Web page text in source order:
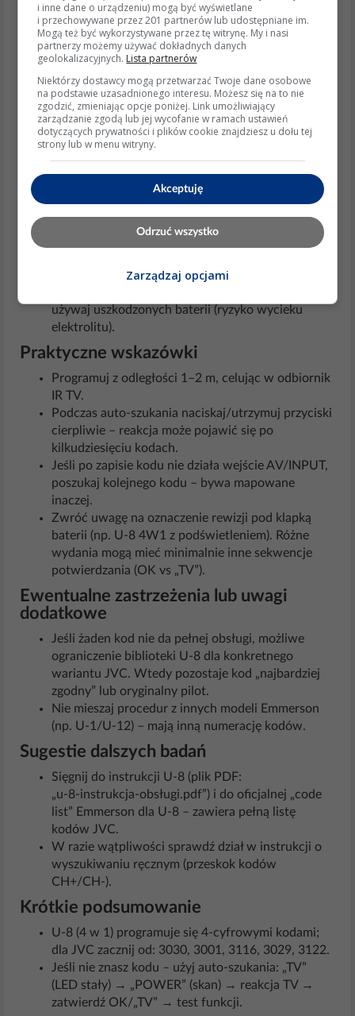
pilotów; dla U‑8 trzymaj się listy 4‑cyfrowej.
Wspierające wyjaśnienia i detale
Wskaźnik LED pilota: stałe światło = tryb
programowania; krótki błysk i zgaśnięcie po
wpisaniu kodu = kod zapisany; miganie
sekwencyjne przy auto‑szukaniu = pilot wysyła
kolejne kody.
Weryfikacja nadajnika IR: skieruj diodę pilota w
kamerę smartfona i naciśnij dowolny klawisz – na
ekranie powinna być widoczna migająca poświata
(potwierdza emisję IR).
Aspekty etyczne i prawne
punktu zbiórki.
używaj uszkodzonych baterii (ryzyko wycieku
elektrolitu).
Praktyczne wskazówki
Programuj z odległości 1–2 m, celując w odbiornik
IR TV.
Podczas auto‑szukania naciskaj/utrzymuj przyciski
cierpliwie – reakcja może pojawić się po
kilkudziesięciu kodach.
Jeśli po zapisie kodu nie działa wejście AV/INPUT,
poszukaj kolejnego kodu – bywa mapowane
inaczej.
Zwróć uwagę na oznaczenie rewizji pod klapką
baterii (np. U‑8 4W1 z podświetleniem). Różne
wydania mogą mieć minimalnie inne sekwencje
potwierdzania (OK vs „TV”).
Ewentualne zastrzeżenia lub uwagi
dodatkowe
Jeśli żaden kod nie da pełnej obsługi, możliwe
ograniczenie biblioteki U‑8 dla konkretnego
wariantu JVC. Wtedy pozostaje kod „najbardziej
zgodny” lub oryginalny pilot.
Nie mieszaj procedur z innych modeli Emmerson
(np. U‑1/U‑12) – mają inną numerację kodów.
Sugestie dalszych badań
Sięgnij do instrukcji U‑8 (plik PDF:
„u‑8‑instrukcja‑obsługi.pdf”) i do oficjalnej „code
list” Emmerson dla U‑8 – zawiera pełną listę
kodów JVC.
W razie wątpliwości sprawdź dział w instrukcji o
wyszukiwaniu ręcznym (przeskok kodów
CH+/CH‑).
Krótkie podsumowanie
U‑8 (4 w 1) programuje się 4‑cyfrowymi kodami;
dla JVC zacznij od: 3030, 3001, 3116, 3029, 3122.
Jeśli nie znasz kodu – użyj auto‑szukania: „TV”
(LED stały) → „POWER” (skan) → reakcja TV →
zatwierdź OK/„TV” → test funkcji.
i inne dane o urządzeniu) mogą być wyświetlane
i przechowywane przez 201 partnerów lub udostępniane im.
Mogą też być wykorzystywane przez tę witrynę. My i nasi
partnerzy możemy używać dokładnych danych
geolokalizacyjnych. Lista partnerów
Niektórzy dostawcy mogą przetwarzać Twoje dane osobowe
na podstawie uzasadnionego interesu. Możesz się na to nie
zgodzić, zmieniając opcje poniżej. Link umożliwiający
zarządzanie zgodą lub jej wycofanie w ramach ustawień
dotyczących prywatności i plików cookie znajdziesz u dołu tej
strony lub w menu witryny.
Akceptuję
Odrzuć wszystko
Zarządzaj opcjami